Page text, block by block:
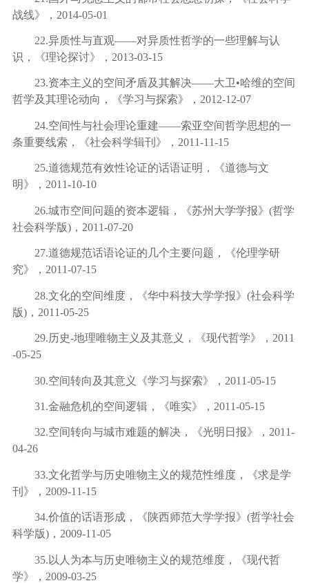
战线》， 2014-05-01
22.异质性与直观——对异质性哲学的一些理解与认
识，《理论探讨》， 2013-03-15
23.资本主义的空间矛盾及其解决——大卫•哈维的空间
哲学及其理论动向，《学习与探索》， 2012-12-07
24.空间性与社会理论重建——索亚空间哲学思想的一
条重要线索，《社会科学辑刊》， 2011-11-15
25.道德规范有效性论证的话语证明，《道德与文
明》， 2011-10-10
26.城市空间问题的资本逻辑，《苏州大学学报》 (哲学
社会科学版)， 2011-07-20
27.道德规范话语论证的几个主要问题，《伦理学研
究》， 2011-07-15
28.文化的空间维度，《华中科技大学学报》 (社会科学
版)， 2011-05-25
29.历史-地理唯物主义及其意义，《现代哲学》， 2011
-05-25
30.空间转向及其意义《学习与探索》， 2011-05-15
31.金融危机的空间逻辑，《唯实》， 2011-05-15
32.空间转向与城市难题的解决，《光明日报》， 2011-
04-26
33.文化哲学与历史唯物主义的规范性维度，《求是学
刊》， 2009-11-15
34.价值的话语形成，《陕西师范大学学报》 (哲学社会
科学版)， 2009-11-05
35. 以人为本与历史唯物主义的规范维度，《现代哲
学》， 2009-03-25